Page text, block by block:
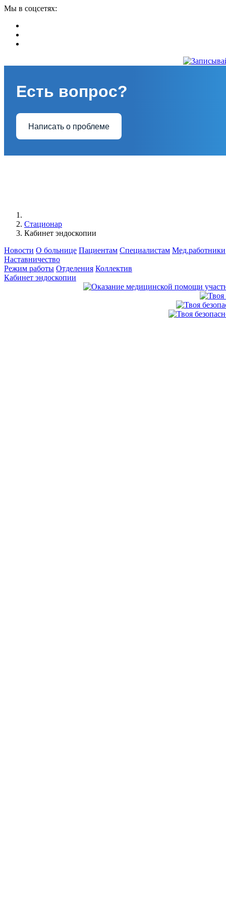
Мы в соцсетях:
Есть вопрос?
Написать о проблеме
Стационар
Кабинет эндоскопии
Новости О больнице Пациентам Специалистам Мед.работники
Наставничество
Режим работы Отделения Коллектив
Кабинет эндоскопии